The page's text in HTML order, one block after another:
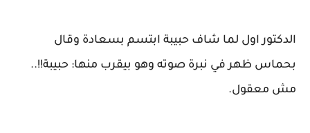
الدكتور اول لما شاف حبيبة ابتسم بسعادة وقال
بحماس ظهر في نبرة صوته وهو بيقرب منها: حبيبة!!..
مش معقول.